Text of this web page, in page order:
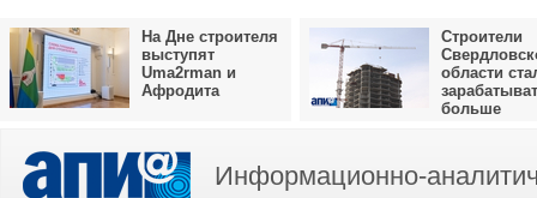
На Дне строителя
выступят
Uma2rman и
Афродита
Строители
области
больше
Информационно-